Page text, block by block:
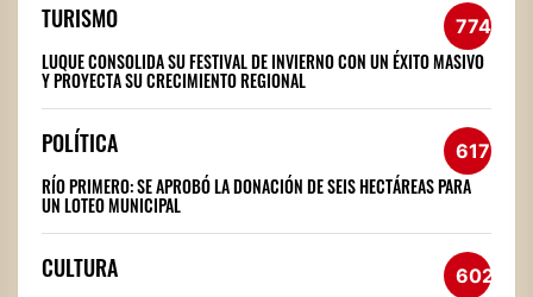
TURISMO 774
LUQUE CONSOLIDA SU FESTIVAL DE INVIERNO CON UN ÉXITO MASIVO
Y PROYECTA SU CRECIMIENTO REGIONAL
POLÍTICA 617
RÍO PRIMERO: SE APROBÓ LA DONACIÓN DE SEIS HECTÁREAS PARA
UN LOTEO MUNICIPAL
CULTURA 602